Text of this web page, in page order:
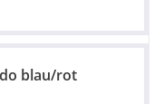
blau/rot